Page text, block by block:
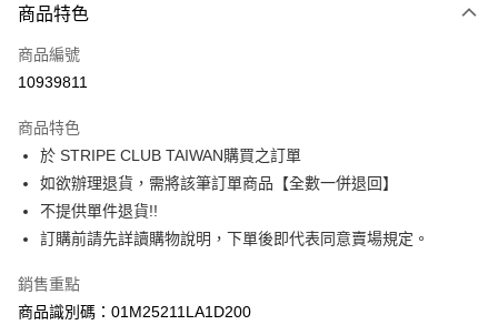
3 期 0 利率 每期
合作金庫商業銀行
上海商業儲蓄銀行
臺灣中小企業銀行
匯豐（台灣）商業銀行
華泰商業銀行
聯邦商業銀行
遠東國際商業銀行
元大商業銀行
玉山商業銀行
星展（台灣）商業銀行
台灣樂天信用卡公司
超商取貨付款
LINE Pay
Apple Pay
街口支付
悠遊付
大哥付你分期
相關說明
商品特色
商品編號
10939811
商品特色
於 STRIPE CLUB TAIWAN購買之訂單
如欲辦理退貨，需將該筆訂單商品【全數一併退回】
不提供單件退貨!!
訂購前請先詳讀購物說明，下單後即代表同意賣場規定。
銷售重點
商品識別碼：01M25211LA1D200